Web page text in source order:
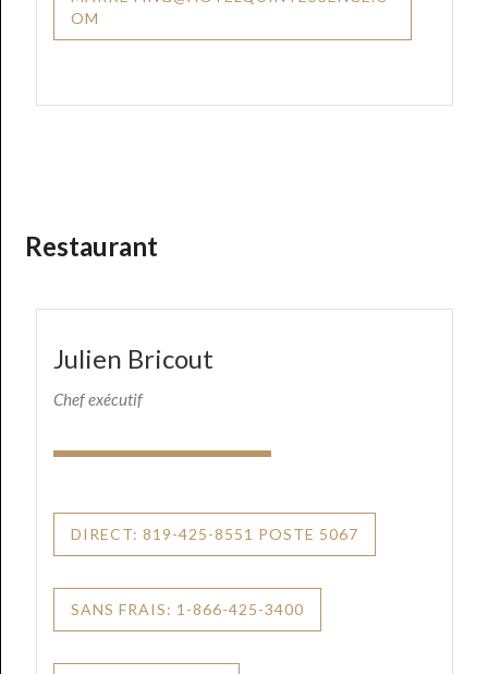
OM
Restaurant
Julien Bricout
Chef exécutif
DIRECT: 819-425-8551 POSTE 5067
SANS FRAIS: 1-866-425-3400